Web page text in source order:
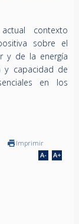
contexto
sobre el
y de la energía
y capacidad de
en los
Imprimir